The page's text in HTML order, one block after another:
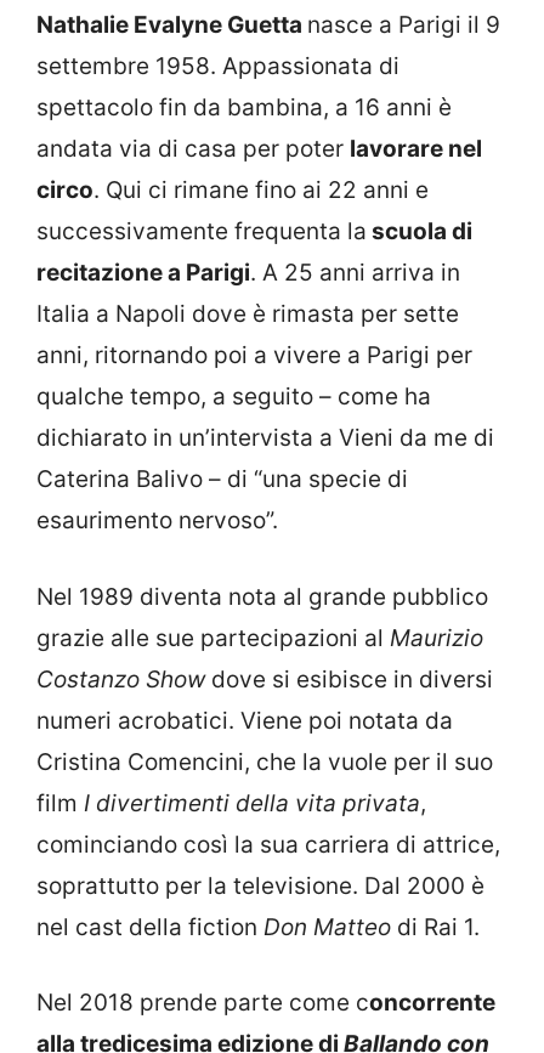
Nathalie Evalyne Guetta nasce a Parigi il 9
settembre 1958. Appassionata di
spettacolo fin da bambina, a 16 anni è
andata via di casa per poter lavorare nel
circo. Qui ci rimane fino ai 22 anni e
successivamente frequenta la scuola di
recitazione a Parigi. A 25 anni arriva in
Italia a Napoli dove è rimasta per sette
anni, ritornando poi a vivere a Parigi per
qualche tempo, a seguito – come ha
dichiarato in un’intervista a Vieni da me di
Caterina Balivo – di “una specie di
esaurimento nervoso”.
Nel 1989 diventa nota al grande pubblico
grazie alle sue partecipazioni al Maurizio
Costanzo Showdove si esibisce in diversi
numeri acrobatici. Viene poi notata da
Cristina Comencini, che la vuole per il suo
film I divertimenti della vita privata,
cominciando così la sua carriera di attrice,
soprattutto per la televisione. Dal 2000 è
nel cast della fiction Don Matteo di Rai 1.
Nel 2018 prende parte come concorrente
alla tredicesima edizione di Ballando con